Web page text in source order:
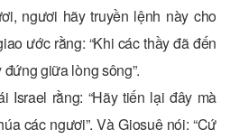
ngươi hãy truyền lệnh này cho
ước rằng: “Khi các thầy đã đến
giữa lòng sông”.
Israel rằng: “Hãy tiến lại đây mà
các ngươi”. Và Giosuê nói: “Cứ